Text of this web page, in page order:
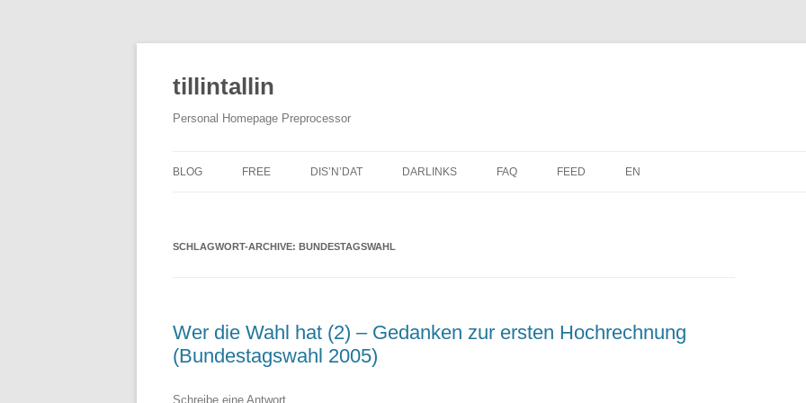
tillintallin
Personal Homepage Preprocessor
Inhalt
BLOG FREE DIS’N’DAT DARLINKS FAQ FEED EN
SCHLAGWORT-ARCHIVE: BUNDESTAGSWAHL
Wer die Wahl hat (2) – Gedanken zur ersten Hochrechnung
(Bundestagswahl 2005)
Schreibe eine Antwort